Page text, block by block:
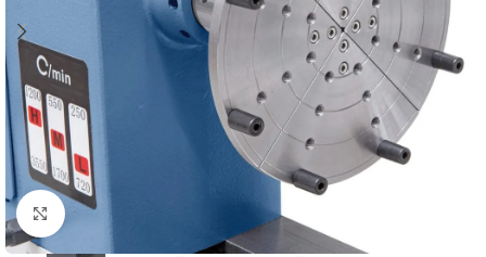
Zum Vergrößern anklicken